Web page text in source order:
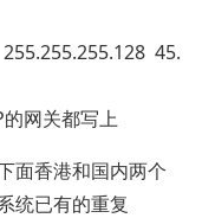
45.
网关都写上
面香港和国内两个
统已有的重复